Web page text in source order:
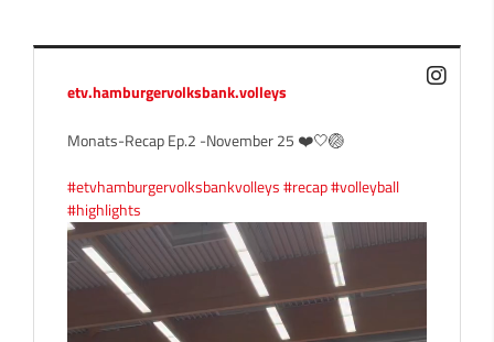
etv.hamburgervolksbank.volleys
Monats-Recap Ep.2 -November 25 ❤️🤍🏐
#etvhamburgervolksbankvolleys#recap#volleyball
#highlights